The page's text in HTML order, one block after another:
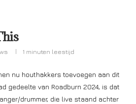
1 minuten leestijd
nu houthakkers toevoegen aan dit
gedeelte van Roadburn 2024, is dat
drummer, die live staand achter